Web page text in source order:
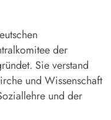
der
Sie verstand
und Wissenschaft
und der